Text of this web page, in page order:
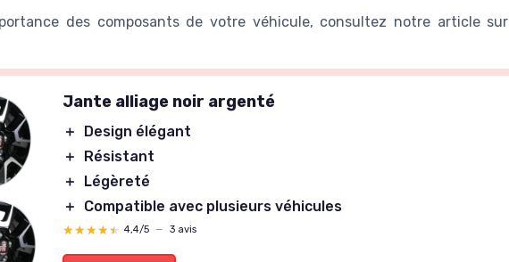
des composants de votre véhicule, consultez notre article sur
Jante alliage noir argenté
＋
Design élégant
＋
Résistant
＋
Légèreté
＋
Compatible avec plusieurs véhicules
★★★★★
★★★★★ 4,4/5 — 3 avis